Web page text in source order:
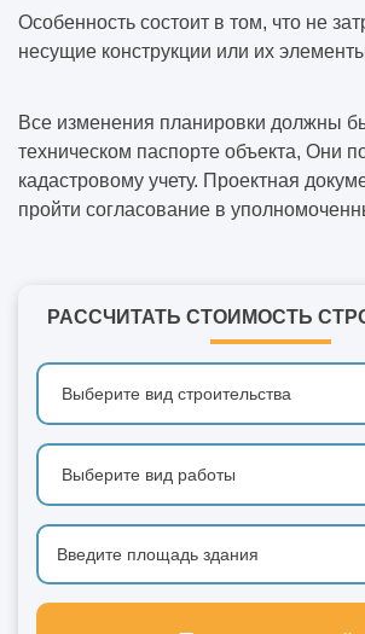
Особенность состоит в том, что не
несущие конструкции или их
Все изменения планировки должны
техническом паспорте объекта, Они
кадастровому учету. Проектная
пройти согласование в
РАССЧИТАТЬ СТОИМОСТЬ